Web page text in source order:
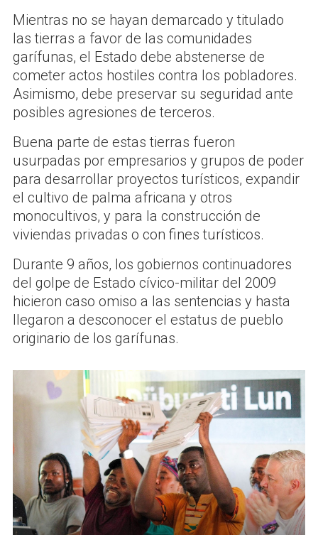
Mientras no se hayan demarcado y titulado
las tierras a favor de las comunidades
garífunas, el Estado debe abstenerse de
cometer actos hostiles contra los pobladores.
Asimismo, debe preservar su seguridad ante
posibles agresiones de terceros.
Buena parte de estas tierras fueron
usurpadas por empresarios y grupos de poder
para desarrollar proyectos turísticos, expandir
el cultivo de palma africana y otros
monocultivos, y para la construcción de
viviendas privadas o con fines turísticos.
Durante 9 años, los gobiernos continuadores
del golpe de Estado cívico-militar del 2009
hicieron caso omiso a las sentencias y hasta
llegaron a desconocer el estatus de pueblo
originario de los garífunas.